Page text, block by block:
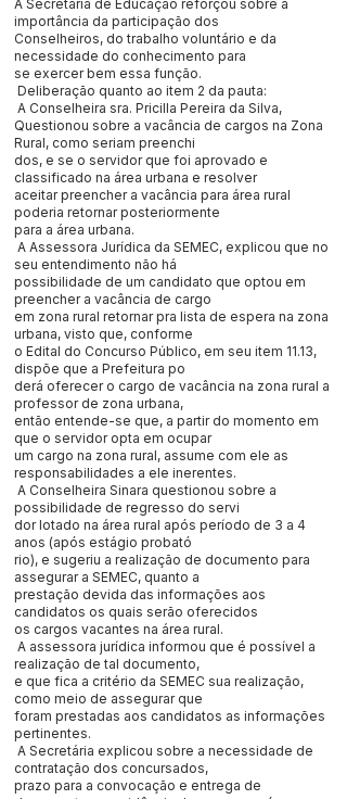
A Secretária de Educação reforçou sobre a
importância da participação dos
Conselheiros, do trabalho voluntário e da
necessidade do conhecimento para
se exercer bem essa função.
Deliberação quanto ao item 2 da pauta:
A Conselheira sra. Pricilla Pereira da Silva,
Questionou sobre a vacância de cargos na Zona
Rural, como seriam preenchi
dos, e se o servidor que foi aprovado e
classificado na área urbana e resolver
aceitar preencher a vacância para área rural
poderia retornar posteriormente
para a área urbana.
A Assessora Jurídica da SEMEC, explicou que no
seu entendimento não há
possibilidade de um candidato que optou em
preencher a vacância de cargo
em zona rural retornar pra lista de espera na zona
urbana, visto que, conforme
o Edital do Concurso Público, em seu item 11.13,
dispõe que a Prefeitura po
derá oferecer o cargo de vacância na zona rural a
professor de zona urbana,
então entende-se que, a partir do momento em
que o servidor opta em ocupar
um cargo na zona rural, assume com ele as
responsabilidades a ele inerentes.
A Conselheira Sinara questionou sobre a
possibilidade de regresso do servi
dor lotado na área rural após período de 3 a 4
anos (após estágio probató
rio), e sugeriu a realização de documento para
assegurar a SEMEC, quanto a
prestação devida das informações aos
candidatos os quais serão oferecidos
os cargos vacantes na área rural.
A assessora jurídica informou que é possível a
realização de tal documento,
e que fica a critério da SEMEC sua realização,
como meio de assegurar que
foram prestadas aos candidatos as informações
pertinentes.
A Secretária explicou sobre a necessidade de
contratação dos concursados,
prazo para a convocação e entrega de
documentos providência de exames mé